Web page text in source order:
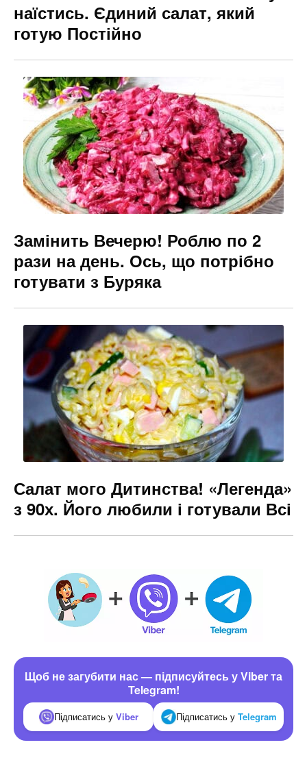
наїстись. Єдиний салат, який
готую Постійно
Замінить Вечерю! Роблю по 2
рази на день. Ось, що потрібно
готувати з Буряка
Салат мого Дитинства! «Легенда»
з 90х. Його любили і готували Всі
Щоб не загубити нас — підписуйтесь у Viber та
Telegram!
Підписатись у Viber Підписатись у Telegram